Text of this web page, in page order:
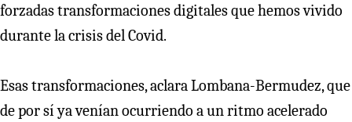
forzadas transformaciones digitales que hemos vivido
durante la crisis del Covid.
Esas transformaciones, aclara Lombana-Bermudez, que
de por sí ya venían ocurriendo a un ritmo acelerado